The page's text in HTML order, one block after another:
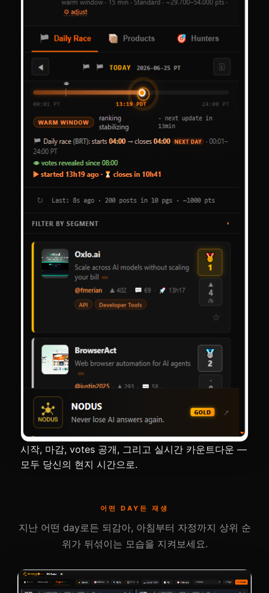
시작, 마감, votes 공개, 그리고 실시간 카운트다운 —
모두 당신의 현지 시간으로.
어떤 DAY든 재생
지난 어떤 day로든 되감아, 아침부터 자정까지 상위 순
위가 뒤섞이는 모습을 지켜보세요.